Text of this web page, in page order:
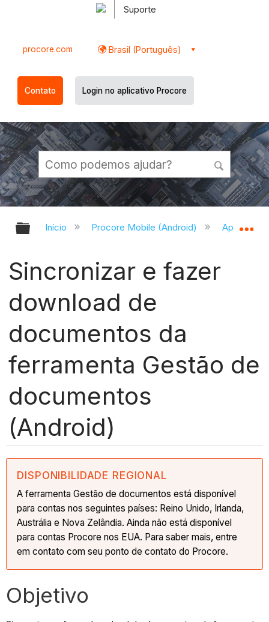
Suporte
procore.com Brasil (Português)
Contato Login no aplicativo Procore
Expandir/recolher hierarquia
Início Procore Mobile (Android) Aplicativo
Sincronizar e fazer
download de
documentos da
ferramenta Gestão de
documentos
(Android)
DISPONIBILIDADE REGIONAL
A ferramenta Gestão de documentos está disponível
para contas nos seguintes países: Reino Unido, Irlanda,
Austrália e Nova Zelândia. Ainda não está disponível
para contas Procore nos EUA. Para saber mais, entre
em contato com seu ponto de contato do Procore.
Objetivo